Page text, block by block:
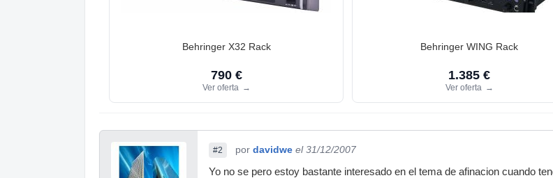
Behringer X32 Rack
790 €
Ver oferta →
Behringer WING Rack
1.385 €
Ver oferta →
#2 por davidwe el 31/12/2007
Yo no se pero estoy bastante interesado en el tema de afinacion cuando